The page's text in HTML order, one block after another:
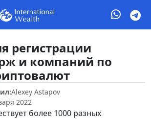
регистрации
и компаний по
Alexey Astapov
2022
более 1000 разных